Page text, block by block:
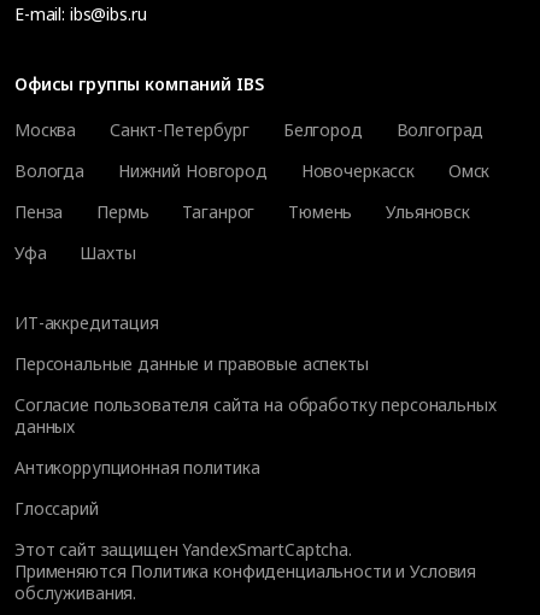
E-mail: ibs@ibs.ru
Офисы группы компаний IBS
Москва
Санкт-Петербург Белгород
Волгоград
Вологда
Нижний Новгород Новочеркасск
Омск
Пенза
Пермь Таганрог Тюмень
Ульяновск
Уфа
Шахты
ИТ-аккредитация
Персональные данные и правовые аспекты
Согласие пользователя сайта на обработку персональных
данных
Антикоррупционная политика
Глоссарий
Этот сайт защищен YandexSmartCaptcha.
Применяются Политика конфиденциальности иУсловия
обслуживания.